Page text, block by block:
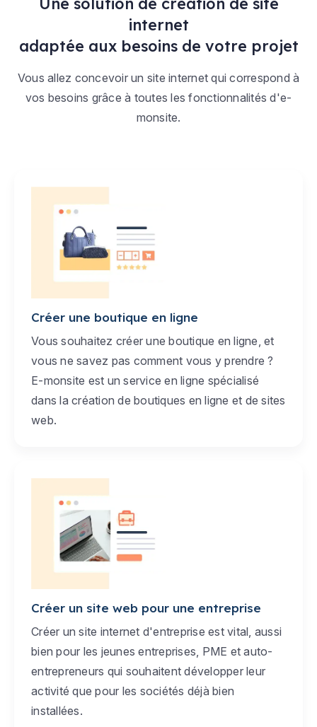
internet
adaptée aux besoins de votre projet
Vous allez concevoir un site internet qui correspond à
vos besoins grâce à toutes les fonctionnalités d'e-
monsite.
Créer une boutique en ligne
Vous souhaitez créer une boutique en ligne, et
vous ne savez pas comment vous y prendre ?
E-monsite est un service en ligne spécialisé
dans la création de boutiques en ligne et de sites
web.
Créer un site web pour une entreprise
Créer un site internet d'entreprise est vital, aussi
bien pour les jeunes entreprises, PME et auto-
entrepreneurs qui souhaitent développer leur
activité que pour les sociétés déjà bien
installées.